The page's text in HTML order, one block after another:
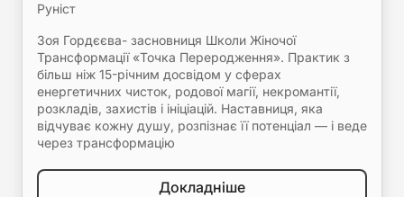
Руніст
Зоя Гордєєва- засновниця Школи Жіночої
Трансформації «Точка Переродження». Практик з
більш ніж 15-річним досвідом у сферах
енергетичних чисток, родової магії, некромантії,
розкладів, захистів і ініціацій. Наставниця, яка
відчуває кожну душу, розпізнає її потенціал — і веде
через трансформацію
Докладніше